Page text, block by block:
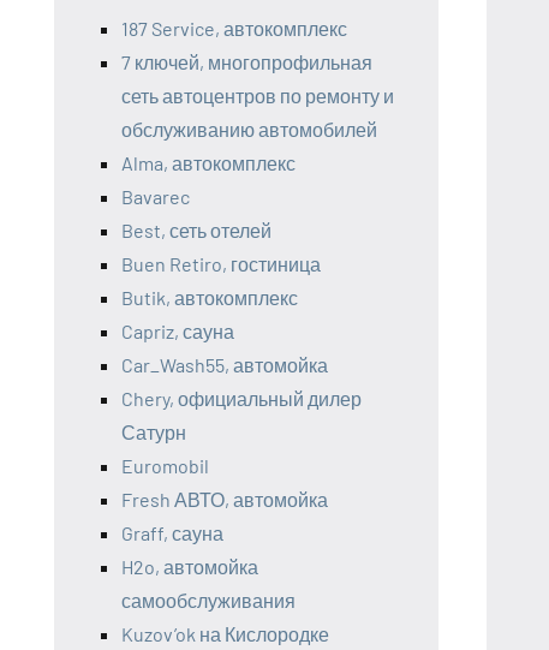
187 Service, автокомплекс
7 ключей, многопрофильная
сеть автоцентров по ремонту и
обслуживанию автомобилей
Alma, автокомплекс
Bavarec
Best, сеть отелей
Buen Retiro, гостиница
Butik, автокомплекс
Capriz, сауна
Car_Wash55, автомойка
Chery, официальный дилер
Сатурн
Euromobil
Fresh АВТО, автомойка
Graff, сауна
H2o, автомойка
самообслуживания
Kuzov’ok на Кислородке